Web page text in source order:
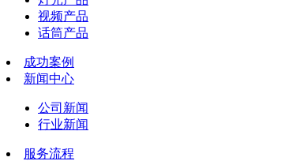
视频产品
话筒产品
成功案例
新闻中心
公司新闻
行业新闻
服务流程